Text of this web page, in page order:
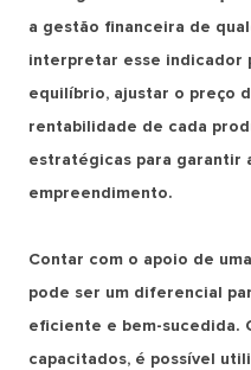
a gestão financeira de
interpretar esse indicador
equilíbrio, ajustar o preço
rentabilidade de cada
estratégicas para garantir
empreendimento.
Contar com o apoio de
pode ser um diferencial
eficiente e bem-sucedida.
capacitados, é possível